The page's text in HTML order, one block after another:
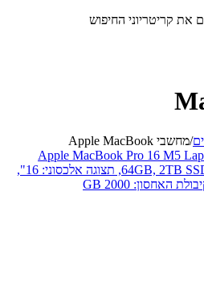
את קריטריוני החיפוש
/מחשבי Apple MacBook